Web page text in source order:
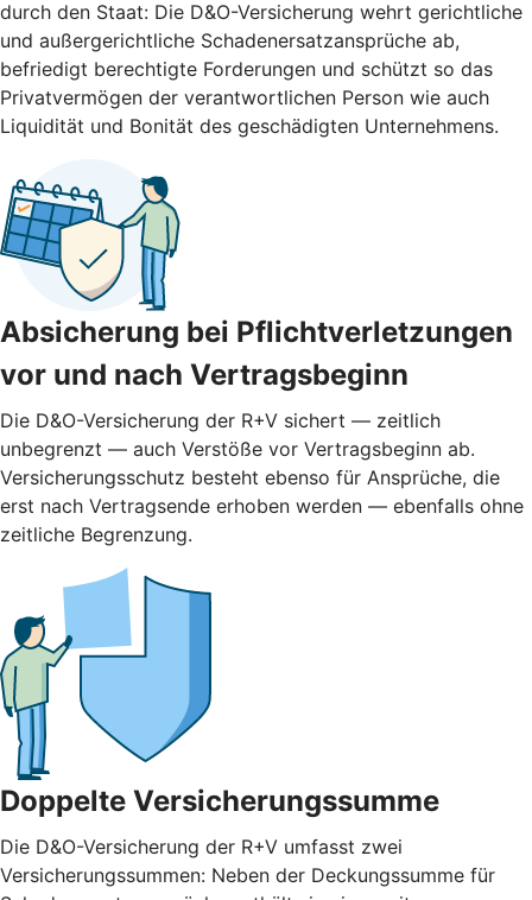
durch den Staat: Die D&O-Versicherung wehrt gerichtliche
und außergerichtliche Schadenersatzansprüche ab,
befriedigt berechtigte Forderungen und schützt so das
Privatvermögen der verantwortlichen Person wie auch
Liquidität und Bonität des geschädigten Unternehmens.
Absicherung bei Pflichtverletzungen
vor und nach ­Vertragsbeginn
Die D&O-Versicherung der R+V sichert — zeitlich
unbegrenzt — auch Verstöße vor Vertragsbeginn ab.
Versicherungsschutz besteht ebenso für Ansprüche, die
erst nach Vertragsende erhoben werden — ebenfalls ohne
zeitliche Begrenzung.
Doppelte Versicherungssumme
Die D&O-Versicherung der R+V umfasst zwei
Versicherungssummen: Neben der Deckungssumme für